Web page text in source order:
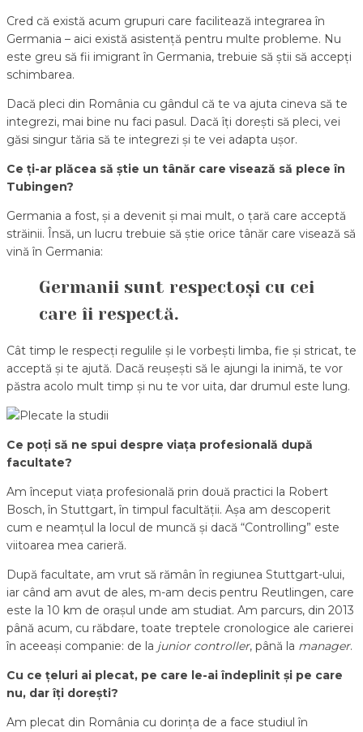
Cred că există acum grupuri care facilitează integrarea în
Germania – aici există asistență pentru multe probleme. Nu
este greu să fii imigrant în Germania, trebuie să știi să accepți
schimbarea.
Dacă pleci din România cu gândul că te va ajuta cineva să te
integrezi, mai bine nu faci pasul. Dacă îți dorești să pleci, vei
găsi singur tăria să te integrezi și te vei adapta ușor.
Ce ți-ar plăcea să știe un tânăr care visează să plece în
Tubingen?
Germania a fost, și a devenit și mai mult, o țară care acceptă
străinii. Însă, un lucru trebuie să știe orice tânăr care visează să
vină în Germania:
Germanii sunt respectoși cu cei
care îi respectă.
Cât timp le respecți regulile și le vorbești limba, fie și stricat, te
acceptă și te ajută. Dacă reușești să le ajungi la inimă, te vor
păstra acolo mult timp și nu te vor uita, dar drumul este lung.
Ce poți să ne spui despre viața profesională după
facultate?
Am început viața profesională prin două practici la Robert
Bosch, în Stuttgart, în timpul facultății. Așa am descoperit
cum e neamțul la locul de muncă și dacă “Controlling” este
viitoarea mea carieră.
După facultate, am vrut să rămân în regiunea Stuttgart-ului,
iar când am avut de ales, m-am decis pentru Reutlingen, care
este la 10 km de orașul unde am studiat. Am parcurs, din 2013
până acum, cu răbdare, toate treptele cronologice ale carierei
în aceeași companie: de la junior controller, până la manager.
Cu ce țeluri ai plecat, pe care le-ai îndeplinit și pe care
nu, dar îți dorești?
Am plecat din România cu dorința de a face studiul în